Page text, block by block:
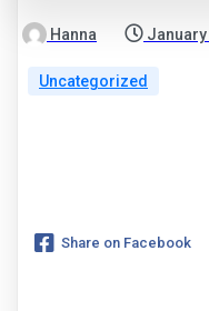
Hanna January
Uncategorized
Share on Facebook